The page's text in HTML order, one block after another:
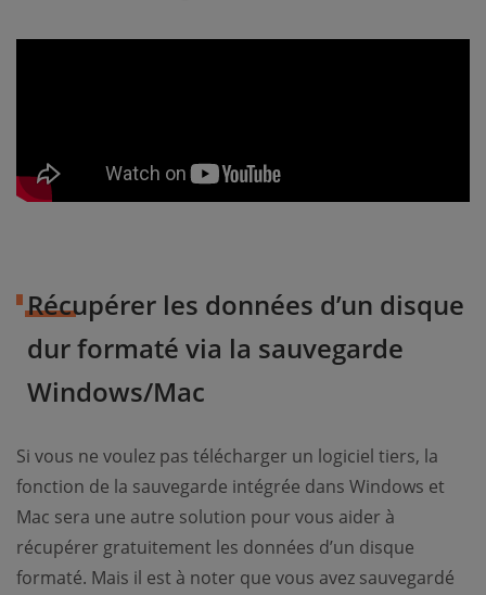
Récupérer les données d’un disque
dur formaté via la sauvegarde
Windows/Mac
Si vous ne voulez pas télécharger un logiciel tiers, la
fonction de la sauvegarde intégrée dans Windows et
Mac sera une autre solution pour vous aider à
récupérer gratuitement les données d’un disque
formaté. Mais il est à noter que vous avez sauvegardé